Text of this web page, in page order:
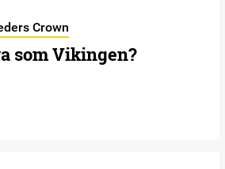
Crown
som Vikingen?